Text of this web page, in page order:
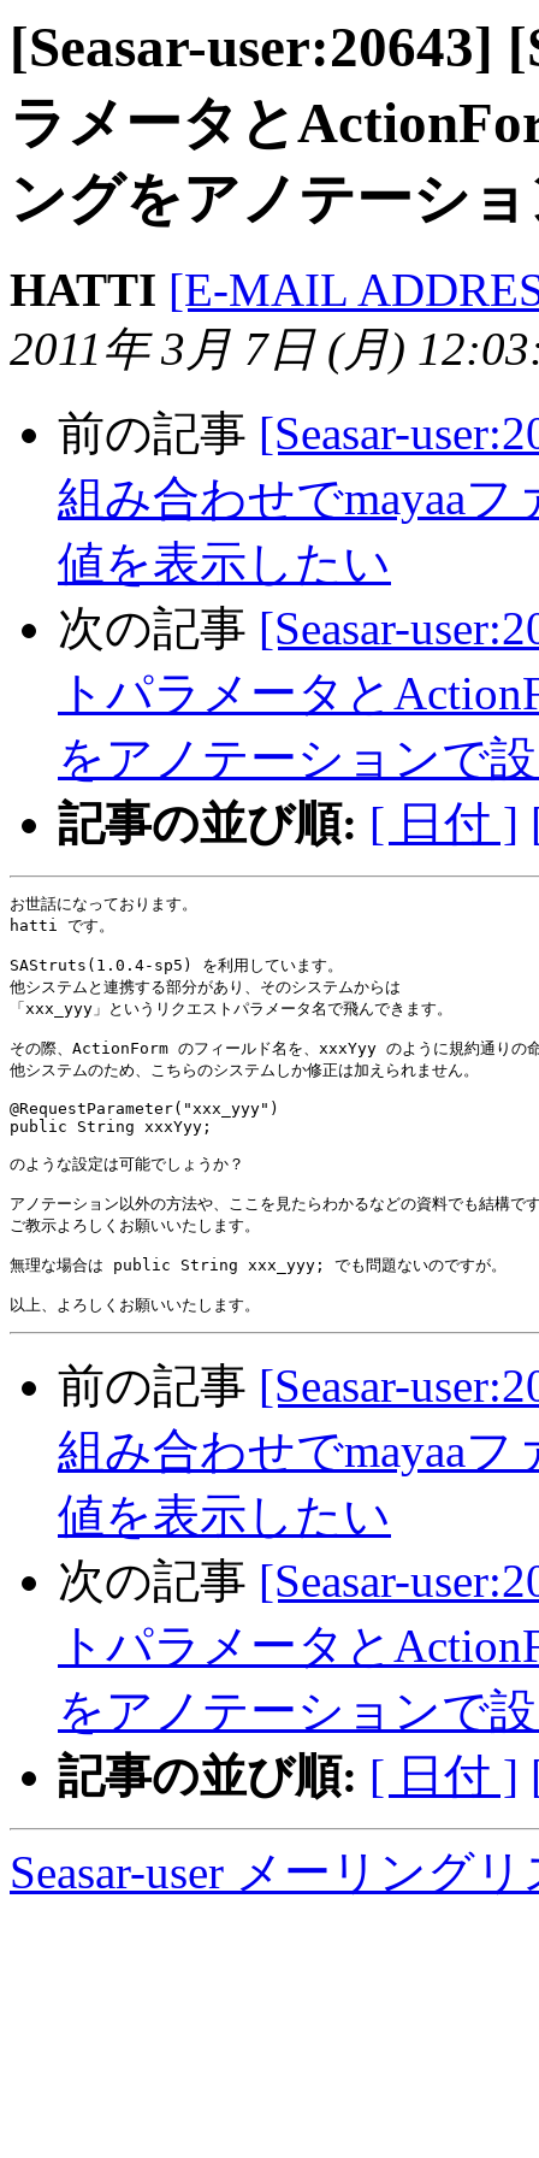
[Seasar-
ラメータと
ングをアノテーシ
HATTI [E-MAIL
2011年 3月 7日 (月)
前の記事 [Seasar-
組み合わせでmayaa
値を表示したい
次の記事 [Seasar-
トパラメータと
をアノテーションで
記事の並び順: [ 日付 ]
お世話になっております。
hatti です。
SAStruts(1.0.4-sp5) を利用しています。
他システムと連携する部分があり、そのシステムからは
「xxx_yyy」というリクエストパラメータ名で飛んできます。
その際、ActionForm のフィールド名を、xxxYyy のように規約通りの
他システムのため、こちらのシステムしか修正は加えられません。
@RequestParameter("xxx_yyy")
public String xxxYyy;
のような設定は可能でしょうか？
アノテーション以外の方法や、ここを見たらわかるなどの資料でも結構で
ご教示よろしくお願いいたします。
無理な場合は public String xxx_yyy; でも問題ないのですが。
前の記事 [Seasar-
組み合わせでmayaa
値を表示したい
次の記事 [Seasar-
トパラメータと
をアノテーションで
記事の並び順: [ 日付 ]
Seasar-user メーリング